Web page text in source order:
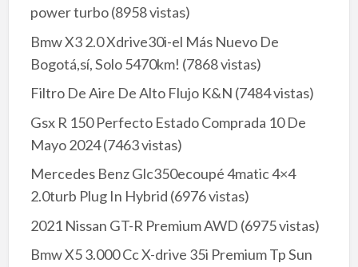
power turbo(8958 vistas)
Bmw X3 2.0 Xdrive30i-el Más Nuevo De
Bogotá,sí, Solo 5470km! (7868 vistas)
Filtro De Aire De Alto Flujo K&N (7484 vistas)
Gsx R 150 Perfecto Estado Comprada 10 De
Mayo 2024(7463 vistas)
Mercedes Benz Glc350ecoupé 4matic 4×4
2.0turb Plug In Hybrid (6976 vistas)
2021 Nissan GT-R Premium AWD (6975 vistas)
Bmw X5 3.000 Cc X-drive 35i Premium Tp Sun